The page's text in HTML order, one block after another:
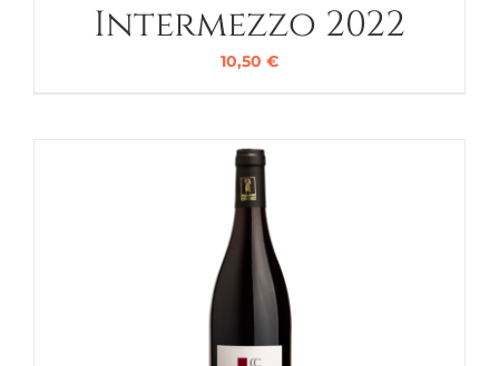
Intermezzo 2022
10,50 €